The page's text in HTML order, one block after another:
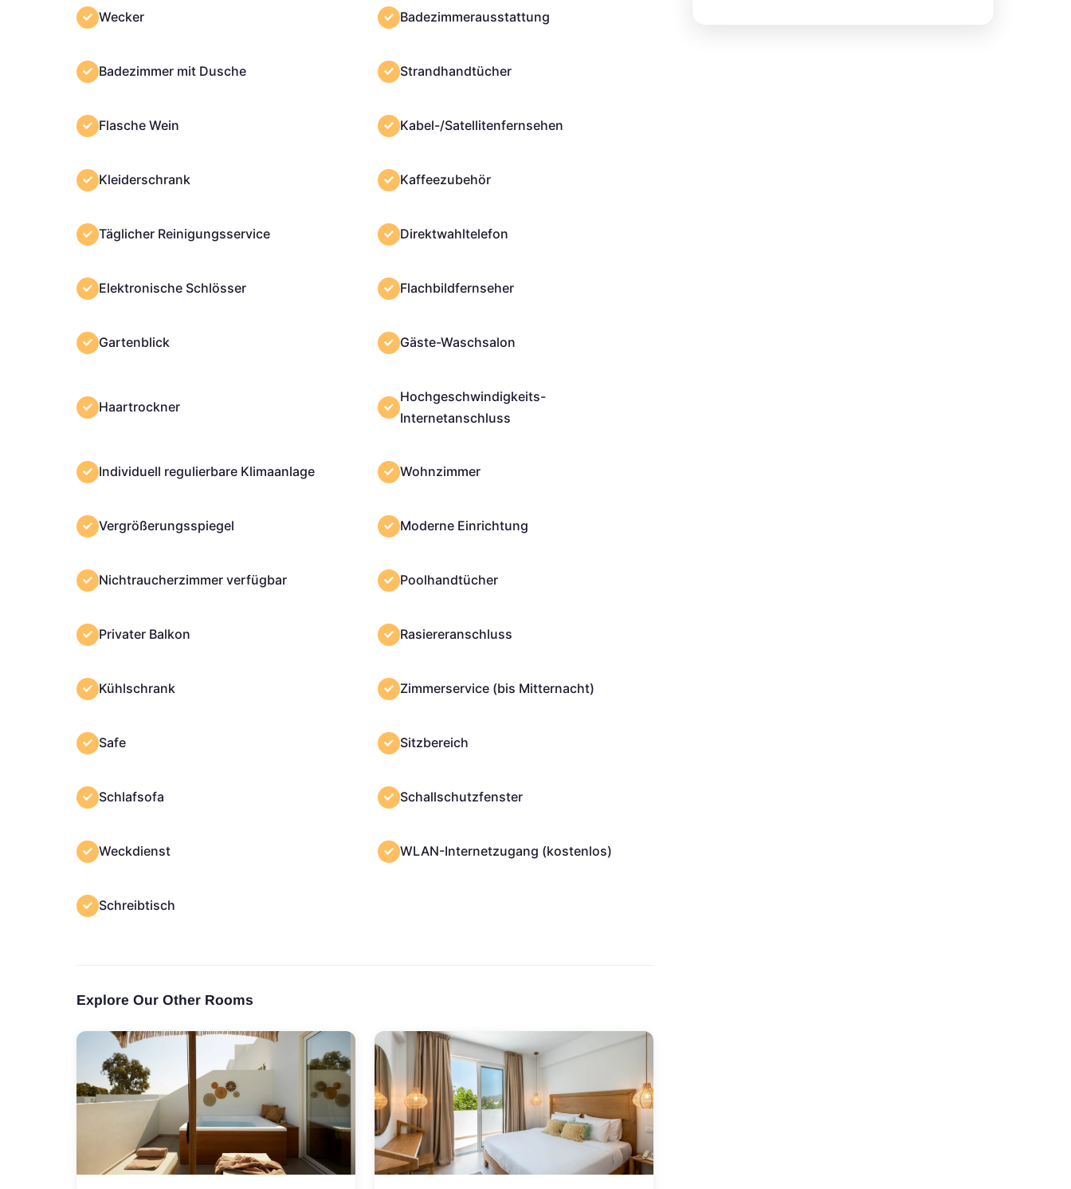
Wecker Badezimmerausstattung
Badezimmer mit Dusche Strandhandtücher
Flasche Wein Kabel-/Satellitenfernsehen
Kleiderschrank Kaffeezubehör
Täglicher Reinigungsservice Direktwahltelefon
Elektronische Schlösser Flachbildfernseher
Gartenblick Gäste-Waschsalon
Haartrockner
Hochgeschwindigkeits-
Internetanschluss
Individuell regulierbare Klimaanlage Wohnzimmer
Vergrößerungsspiegel Moderne Einrichtung
Nichtraucherzimmer verfügbar Poolhandtücher
Privater Balkon Rasiereranschluss
Kühlschrank Zimmerservice (bis Mitternacht)
Safe Sitzbereich
Schlafsofa Schallschutzfenster
Weckdienst WLAN-Internetzugang (kostenlos)
Schreibtisch
Explore Our Other Rooms